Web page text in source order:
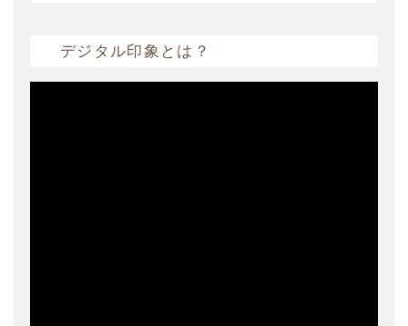
デジタル印象とは？